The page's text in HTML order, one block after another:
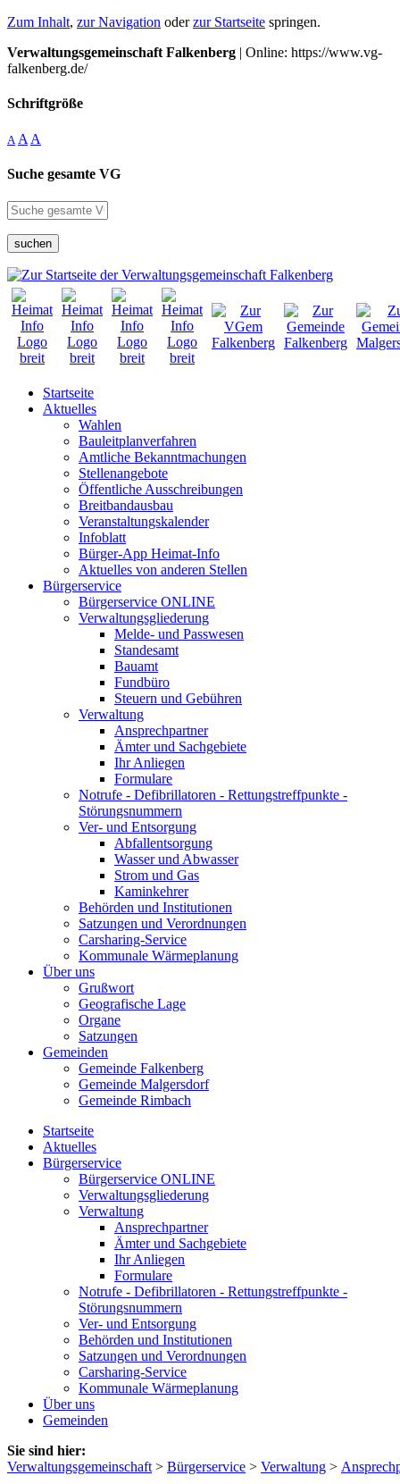
Zum Inhalt, zur Navigation oderzur Startseite springen.
Verwaltungsgemeinschaft Falkenberg | Online: https://www.vg-
falkenberg.de/
Schriftgröße
A A A
Suche gesamte VG
suchen
Startseite
Aktuelles
Wahlen
Bauleitplanverfahren
Amtliche Bekanntmachungen
Stellenangebote
Öffentliche Ausschreibungen
Breitbandausbau
Veranstaltungskalender
Infoblatt
Bürger-App Heimat-Info
Aktuelles von anderen Stellen
Bürgerservice
Bürgerservice ONLINE
Verwaltungsgliederung
Melde- und Passwesen
Standesamt
Bauamt
Fundbüro
Steuern und Gebühren
Verwaltung
Ansprechpartner
Ämter und Sachgebiete
Ihr Anliegen
Formulare
Notrufe - Defibrillatoren - Rettungstreffpunkte -
Störungsnummern
Ver- und Entsorgung
Abfallentsorgung
Wasser und Abwasser
Strom und Gas
Kaminkehrer
Behörden und Institutionen
Satzungen und Verordnungen
Carsharing-Service
Kommunale Wärmeplanung
Über uns
Grußwort
Geografische Lage
Organe
Satzungen
Gemeinden
Gemeinde Falkenberg
Gemeinde Malgersdorf
Gemeinde Rimbach
Startseite
Aktuelles
Bürgerservice
Bürgerservice ONLINE
Verwaltungsgliederung
Verwaltung
Ansprechpartner
Ämter und Sachgebiete
Ihr Anliegen
Formulare
Notrufe - Defibrillatoren - Rettungstreffpunkte -
Störungsnummern
Ver- und Entsorgung
Behörden und Institutionen
Satzungen und Verordnungen
Carsharing-Service
Kommunale Wärmeplanung
Über uns
Gemeinden
Sie sind hier:
Verwaltungsgemeinschaft > Bürgerservice > Verwaltung >